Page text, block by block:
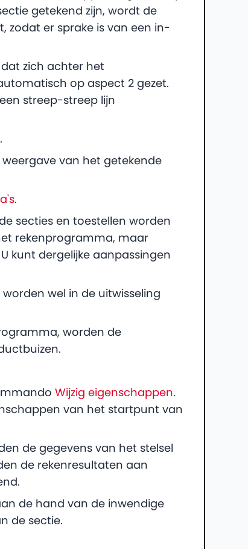
getekend zijn, wordt de
zodat er sprake is van een in-
zich achter het
op aspect 2 gezet.
streep-streep lijn
van het getekende
.
secties en toestellen worden
rekenprogramma, maar
kunt dergelijke aanpassingen
wel in de uitwisseling
worden de
Wijzig eigenschappen.
van het startpunt van
de gegevens van het stelsel
de rekenresultaten aan
de hand van de inwendige
de sectie.